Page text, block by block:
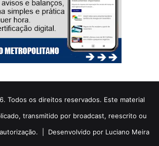
Todos os direitos reservados. Este material
transmitido por broadcast, reescrito ou
| Desenvolvido por Luciano Meira